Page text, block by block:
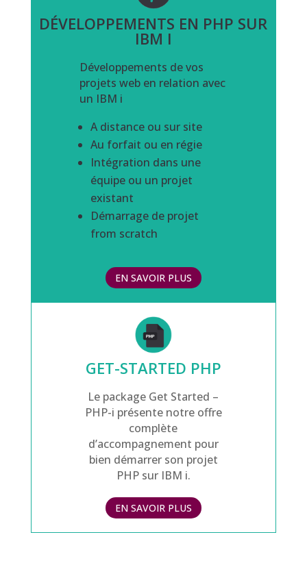
DÉVELOPPEMENTS EN PHP SUR
IBM I
Développements de vos
projets web en relation avec
un IBM i
A distance ou sur site
Au forfait ou en régie
Intégration dans une
équipe ou un projet
existant
Démarrage de projet
from scratch
EN SAVOIR PLUS
GET-STARTED PHP
Le package Get Started –
PHP-i présente notre offre
complète
d’accompagnement pour
bien démarrer son projet
PHP sur IBM i.
EN SAVOIR PLUS